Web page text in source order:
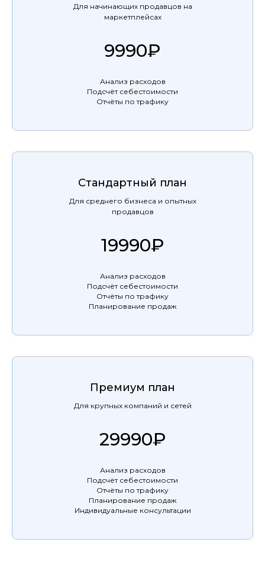
Для начинающих продавцов на
маркетплейсах
9990₽
Анализ расходов
Подсчёт себестоимости
Отчёты по трафику
Стандартный план
Для среднего бизнеса и опытных
продавцов
19990₽
Анализ расходов
Подсчёт себестоимости
Отчёты по трафику
Планирование продаж
Премиум план
Для крупных компаний и сетей
29990₽
Анализ расходов
Подсчёт себестоимости
Отчёты по трафику
Планирование продаж
Индивидуальные консультации